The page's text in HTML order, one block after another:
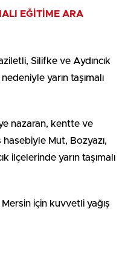
EĞİTİME ARA
Silifke ve Aydıncık
yarın taşımalı
nazaran, kentte ve
Mut, Bozyazı,
ilçelerinde yarın taşımalı
için kuvvetli yağış